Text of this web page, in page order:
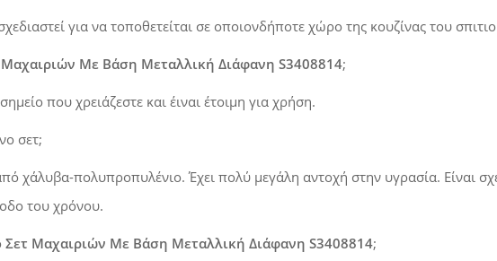
για να τοποθετείται σε οποιονδήποτε χώρο της κουζίνας του
Με Βάση Μεταλλική Διάφανη S3408814;
που χρειάζεστε και έιναι έτοιμη για χρήση.
σετ;
χάλυβα-πολυπροπυλένιο. Έχει πολύ μεγάλη αντοχή στην υγρασία. Είναι
του χρόνου.
Σετ Μαχαιριών Με Βάση Μεταλλική Διάφανη S3408814;